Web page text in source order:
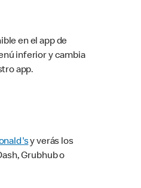
en el app de
inferior y cambia
app.
y verás los
Grubhub o